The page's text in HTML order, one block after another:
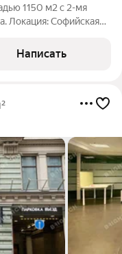
1150 м2 с 2-мя
Шушары, Рыбацкое.
Написать